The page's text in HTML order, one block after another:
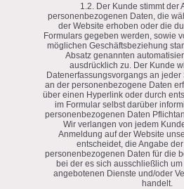
1.2. Der Kunde stimmt der
personenbezogenen Daten, die
der Website erhoben oder die
Formulars gegeben werden, sowie
möglichen Geschäftsbeziehung
Absatz genannten
ausdrücklich zu. Der Kunde
Datenerfassungsvorgangs an jeder
an der personenbezogene Daten
über einen Hyperlink oder durch
im Formular selbst darüber
personenbezogenen Daten
Wir verlangen von jedem
Anmeldung auf der Website
entscheidet, die Angabe
personenbezogenen Daten für die
bei der es sich ausschließlich
angebotenen Dienste und/oder
handelt.